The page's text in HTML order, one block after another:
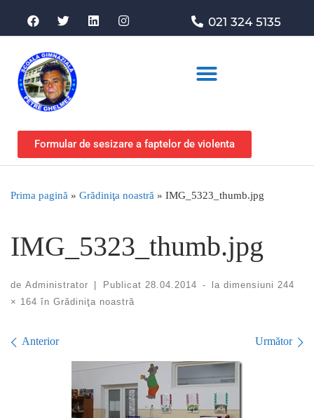
021 324 5135
Formular de sesizare a faptelor de violenta
Prima pagină » Grădiniţa noastră » IMG_5323_thumb.jpg
IMG_5323_thumb.jpg
de Administrator | Publicat 28.04.2014 - la dimensiuni 244
× 164 în Grădiniţa noastră
Navigare în imagini
Anterior Următor